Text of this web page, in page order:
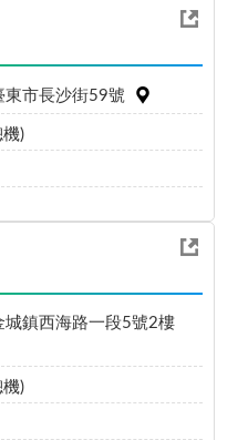
市長沙街59號
)
鎮西海路一段5號2樓
)